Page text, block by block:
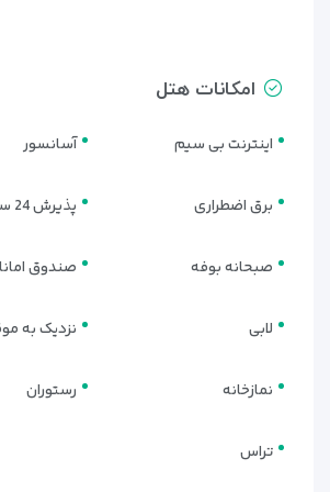
اقتصادی قرار می‌گیرد، اما امکانات رفاهی آن
فضایی آرام، تمیز و خانوادگی برای زائرانی‌ست
امکانات رفاهی هتل شامل:
• اینترنت وای‌فای رایگان
در اتاق‌ها و لابی
• نظافت روزانه اتاق‌ها
و رسیدگی به بهداشت
امکانات هتل
اینترنت بی سیم آسانسور
برق اضطراری پذیرش 24 ساعته
صبحانه بوفه صندوق
لابی نزدیک به
نمازخانه رستوران
تراس